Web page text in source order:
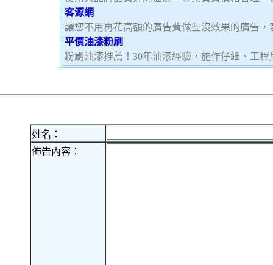
客源網
讓您不用再花高額的廣告費做些沒效果的廣告
平價油漆粉刷
粉刷油漆推薦！30年油漆經驗，施作仔細、工
姓名：
佈告內容：